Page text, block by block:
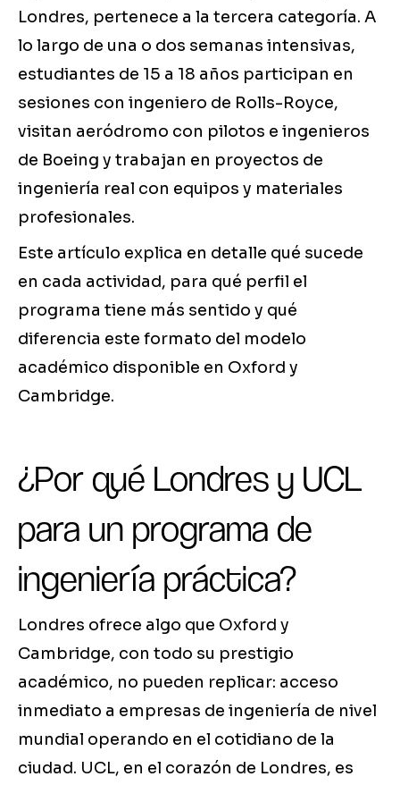
Londres, pertenece a la tercera categoría. A
lo largo de una o dos semanas intensivas,
estudiantes de 15 a 18 años participan en
sesiones con ingeniero de Rolls-Royce,
visitan aeródromo con pilotos e ingenieros
de Boeing y trabajan en proyectos de
ingeniería real con equipos y materiales
profesionales.
Este artículo explica en detalle qué sucede
en cada actividad, para qué perfil el
programa tiene más sentido y qué
diferencia este formato del modelo
académico disponible en Oxford y
Cambridge.
¿Por qué Londres y UCL
para un programa de
ingeniería práctica?
Londres ofrece algo que Oxford y
Cambridge, con todo su prestigio
académico, no pueden replicar: acceso
inmediato a empresas de ingeniería de nivel
mundial operando en el cotidiano de la
ciudad. UCL, en el corazón de Londres, es